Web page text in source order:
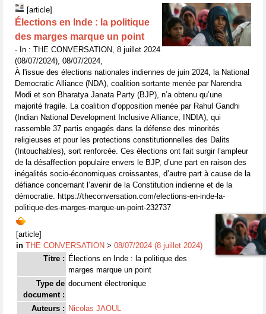
[article]
Élections en Inde : la politique
des marges marque un point
- In : THE CONVERSATION, 8 juillet 2024
(08/07/2024), 08/07/2024,
À l'issue des élections nationales indiennes de juin 2024, la National
Democratic Alliance (NDA), coalition sortante menée par Narendra
Modi et son Bharatya Janata Party (BJP), n’a obtenu qu’une
majorité fragile. La coalition d’opposition menée par Rahul Gandhi
(Indian National Development Inclusive Alliance, INDIA), qui
rassemble 37 partis engagés dans la défense des minorités
religieuses et pour les protections constitutionnelles des Dalits
(Intouchables), sort renforcée. Ces élections ont fait surgir l’ampleur
de la désaffection populaire envers le BJP, d’une part en raison des
inégalités socio-économiques croissantes, d’autre part à cause de la
défiance concernant l’avenir de la Constitution indienne et de la
démocratie. https://theconversation.com/elections-en-inde-la-
politique-des-marges-marque-un-point-232737
[article]
in THE CONVERSATION > 08/07/2024 (8 juillet 2024)
Titre : Élections en Inde : la politique des
marges marque un point
Type de
document :
document électronique
Auteurs : Nicolas JAOUL